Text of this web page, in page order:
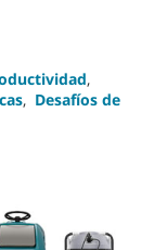
,
, Desafíos de